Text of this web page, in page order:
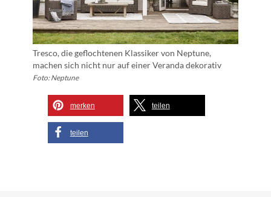
Tresco, die geflochtenen Klassiker von Neptune,
machen sich nicht nur auf einer Veranda dekorativ
Foto: Neptune
merken teilen
teilen